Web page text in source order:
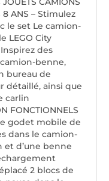
8 ANS – Stimulez
le set Le camion-
LEGO City
Inspirez des
benne,
bureau de
détaillé, ainsi que
carlin
FONCTIONNELS
godet mobile de
dans le camion-
et d’une benne
2 blocs de